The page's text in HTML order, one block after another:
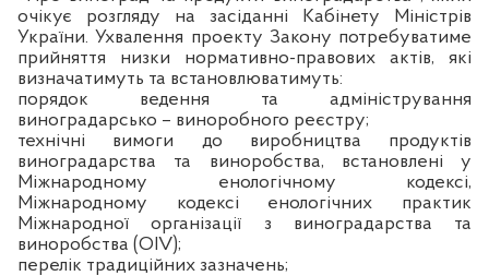
очікує розгляду на засіданні Кабінету Міністрів
України. Ухвалення проекту Закону потребуватиме
прийняття низки нормативно-правових актів, які
визначатимуть та встановлюватимуть:
порядок ведення та адміністрування
виноградарсько – виноробного реєстру;
технічні вимоги до виробництва продуктів
виноградарства та виноробства, встановлені у
Міжнародному енологічному кодексі,
Міжнародному кодексі енологічних практик
Міжнародної організації з виноградарства та
виноробства (OIV);
перелік традиційних зазначень;